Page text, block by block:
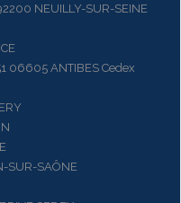
NEUILLY-SUR-SEINE
ANTIBES Cedex
SAÔNE